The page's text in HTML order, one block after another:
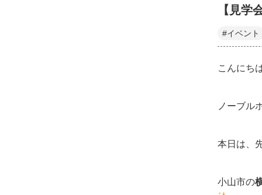
【見学
#イベント
こんにち
ノーブル
本日は、
小山市の